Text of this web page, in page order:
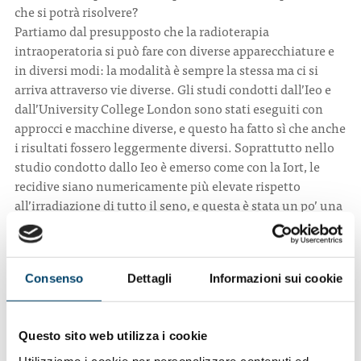
Consenso Dettagli Informazioni sui cookie
Questo sito web utilizza i cookie
che si potrà risolvere?
Partiamo dal presupposto che la radioterapia
intraoperatoria si può fare con diverse apparecchiature e
in diversi modi: la modalità è sempre la stessa ma ci si
arriva attraverso vie diverse. Gli studi condotti dall’Ieo e
dall’University College London sono stati eseguiti con
approcci e macchine diverse, e questo ha fatto sì che anche
i risultati fossero leggermente diversi. Soprattutto nello
studio condotto dallo Ieo è emerso come con la Iort, le
recidive siano numericamente più elevate rispetto
all’irradiazione di tutto il seno, e questa è stata un po’ una
sorpresa, ma ciò non toglie che la Iort sia un approccio da
considerare. Bisogna solo essere prudenti, e come dicono
gli stessi autori dello studio, bisogna cercare di
selezionare meglio la popolazione a cui proporla.
Probabilmente è utile solo in una certa categoria o in un
usata a tappeto un po’ ovunque, e questo ha fatto sì che i